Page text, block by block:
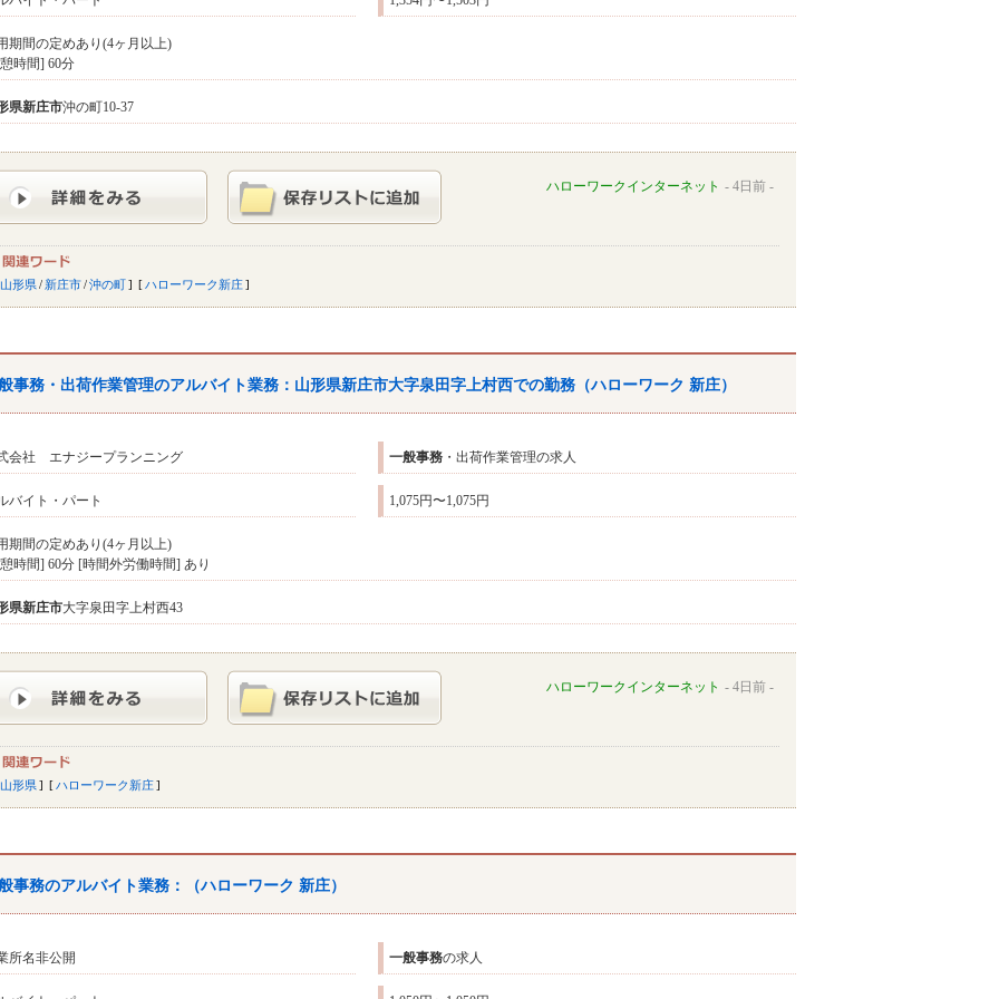
期間の定めあり(4ヶ月以上)
時間] 60分
県新庄市沖の町10-37
ハローワークインターネット 4日前
山形県/ 新庄市/沖の町 ハローワーク新庄
事務 ・出荷作業管理のアルバイト業務：山形県新庄市大字泉田字上村西での勤務（ハローワーク 新庄）
会社 エナジープランニング 一般事務 ・出荷作業管理の求人
バイト・パート 1,075円〜1,075円
期間の定めあり(4ヶ月以上)
時間] 60分 [時間外労働時間] あり
県新庄市大字泉田字上村西43
ハローワークインターネット 4日前
山形県 ハローワーク新庄
事務のアルバイト業務：（ハローワーク 新庄）
所名非公開 一般事務の求人